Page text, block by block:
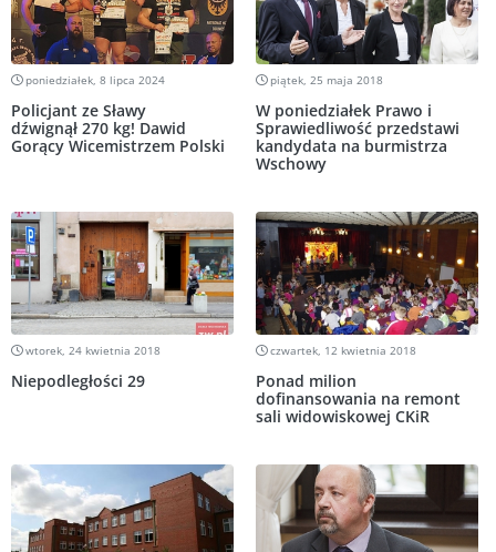
poniedziałek, 8 lipca 2024
Policjant ze Sławy
dźwignął 270 kg! Dawid
Gorący Wicemistrzem Polski
piątek, 25 maja 2018
W poniedziałek Prawo i
Sprawiedliwość przedstawi
kandydata na burmistrza
Wschowy
wtorek, 24 kwietnia 2018
Niepodległości 29
czwartek, 12 kwietnia 2018
Ponad milion
dofinansowania na remont
sali widowiskowej CKiR